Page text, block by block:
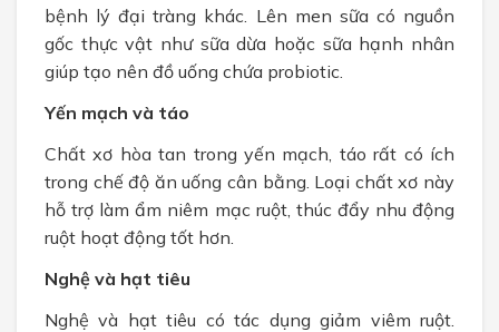
bệnh lý đại tràng khác. Lên men sữa có nguồn
gốc thực vật như sữa dừa hoặc sữa hạnh nhân
giúp tạo nên đồ uống chứa probiotic.
Yến mạch và táo
Chất xơ hòa tan trong yến mạch, táo rất có ích
trong chế độ ăn uống cân bằng. Loại chất xơ này
hỗ trợ làm ẩm niêm mạc ruột, thúc đẩy nhu động
ruột hoạt động tốt hơn.
Nghệ và hạt tiêu
Nghệ và hạt tiêu có tác dụng giảm viêm ruột.